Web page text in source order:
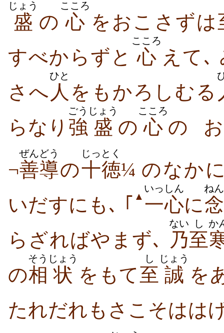
盛
じょう
の 心
こころ
をおこさずは
すべからずと 心
こころ
えて､
さへ 人
ひと
をもかろしむる
らなり 強
ごう
盛
じょう
の 心
こころ
の
¬善導
ぜんどう
の十徳
じっとく
¼ のなか
いだすにも､ ｢ ▲ 一心
いっしん
に
ね
らざればやまず､ 乃
ない
至
し か
の相
そう
状
じょう
をもて至
し
誠
じょう
を
たれだれもさこそはは